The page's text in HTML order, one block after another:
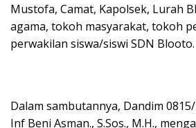
Mustofa, Camat, Kapolsek, Lurah
agama, tokoh masyarakat, tokoh
perwakilan siswa/siswi SDN Blooto.
Dalam sambutannya, Dandim
Inf Beni Asman., S.Sos., M.H.,